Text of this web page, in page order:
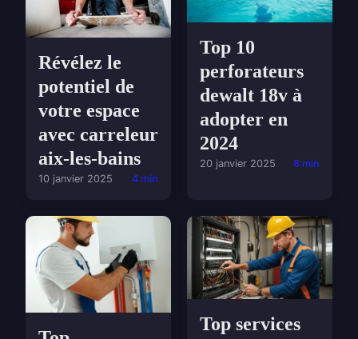
Révélez le
potentiel de
votre espace
avec carreleur
aix-les-bains
10 janvier 2025 4 min
Top 10
perforateurs
dewalt 18v à
adopter en
2024
20 janvier 2025 8 min
Top services